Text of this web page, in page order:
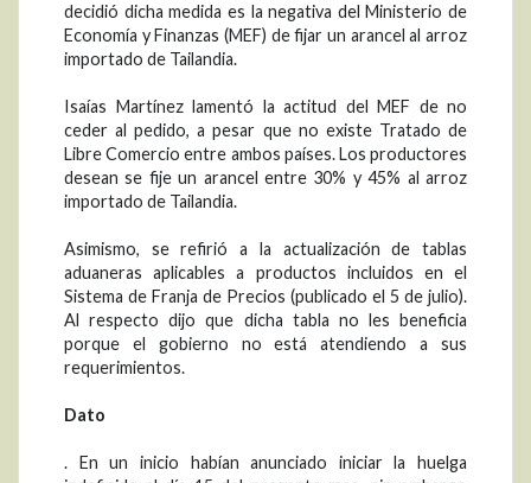
decidió dicha medida es la negativa del Ministerio de
Economía y Finanzas (MEF) de fijar un arancel al arroz
importado de Tailandia.
Isaías Martínez lamentó la actitud del MEF de no
ceder al pedido, a pesar que no existe Tratado de
Libre Comercio entre ambos países. Los productores
desean se fije un arancel entre 30% y 45% al arroz
importado de Tailandia.
Asimismo, se refirió a la actualización de tablas
aduaneras aplicables a productos incluidos en el
Sistema de Franja de Precios (publicado el 5 de julio).
Al respecto dijo que dicha tabla no les beneficia
porque el gobierno no está atendiendo a sus
requerimientos.
Dato
. En un inicio habían anunciado iniciar la huelga